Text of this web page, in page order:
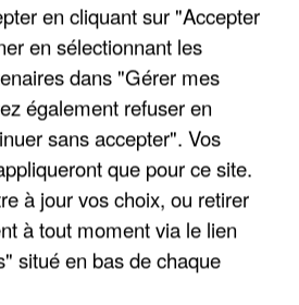
CANICULES, LES REFUGES
SONT...
en cliquant sur "Accepter
en sélectionnant les
dans "Gérer mes
également refuser en
sans accepter". Vos
que pour ce site.
à jour vos choix, ou retirer
à tout moment via le lien
situé en bas de chaque